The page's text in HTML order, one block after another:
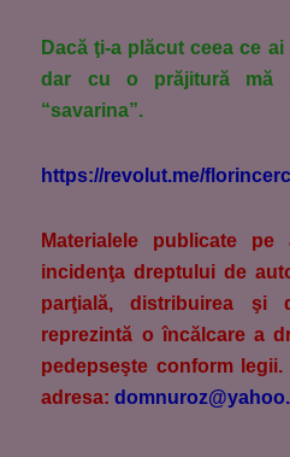
Dacă ţi-a plăcut ceea ce
dar cu o prăjitură mă
“savarina”.
https://revolut.me/
Materialele publicate
incidenţa dreptului de
parţială, distribuirea şi
reprezintă o încălcare a
pedepseşte conform
adresa: